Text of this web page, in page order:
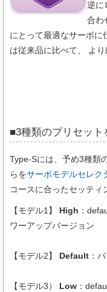
逆に
合わ
にとって最適なサーボに
は従来品に比べて、 より
■3種類のプリセット
Type-Sには、予め3種類
らをサーボモデルセレク
コースに合ったセッティ
【モデル1】 High ：
ワーアップバージョン
【モデル2】 Default ：
【モデル3） Low ：